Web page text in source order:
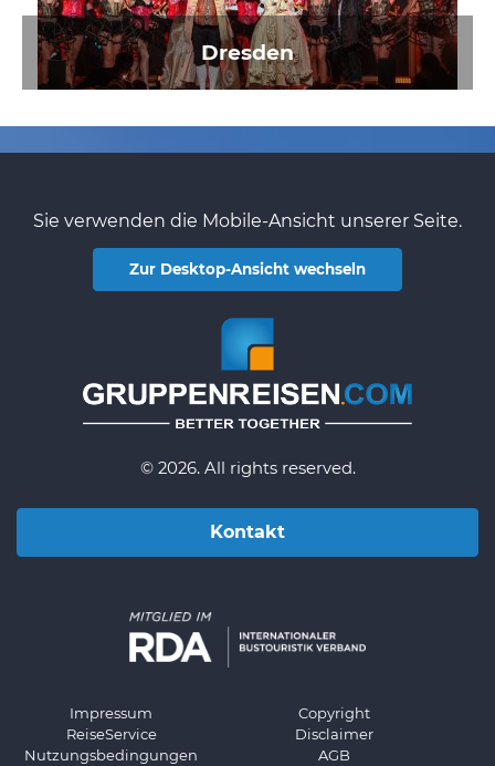
Dresden
Sie verwenden die Mobile-Ansicht unserer Seite.
Zur Desktop-Ansicht wechseln
© 2026. All rights reserved.
Kontakt
Impressum
ReiseService
Nutzungsbedingungen
Copyright
Disclaimer
AGB